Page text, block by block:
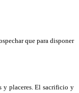
que para disponer
y placeres. El sacrificio y